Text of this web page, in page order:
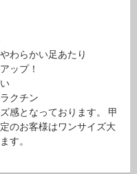
わらかい足あたり
ップ！
クチン
感となっております。 甲
のお客様はワンサイズ大
す。